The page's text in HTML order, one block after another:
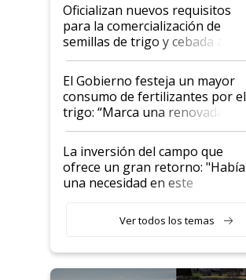
Oficializan nuevos requisitos
para la comercialización de
semillas de trigo y cebada a
granel
El Gobierno festeja un mayor
consumo de fertilizantes por el
trigo: “Marca una renovada
confianza de los productores”
La inversión del campo que
ofrece un gran retorno: "Había
una necesidad en este
Ver todos los temas